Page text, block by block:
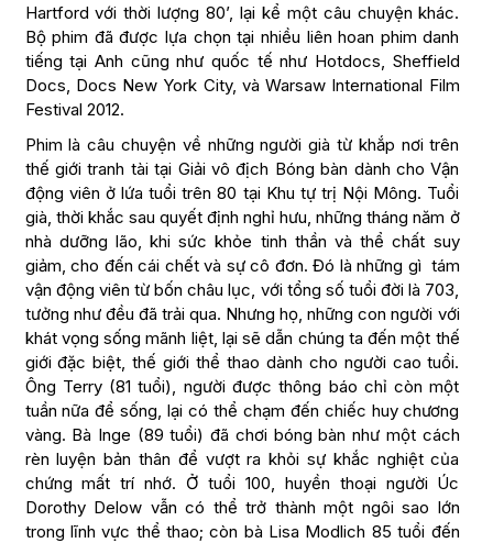
Hartford với thời lượng 80’, lại kể một câu chuyện khác.
Bộ phim đã được lựa chọn tại nhiều liên hoan phim danh
tiếng tại Anh cũng như quốc tế như Hotdocs, Sheffield
Docs, Docs New York City, và Warsaw International Film
Festival 2012.
Phim là câu chuyện về những người già từ khắp nơi trên
thế giới tranh tài tại Giải vô địch Bóng bàn dành cho Vận
động viên ở lứa tuổi trên 80 tại Khu tự trị Nội Mông. Tuổi
già, thời khắc sau quyết định nghỉ hưu, những tháng năm ở
nhà dưỡng lão, khi sức khỏe tinh thần và thể chất suy
giảm, cho đến cái chết và sự cô đơn. Đó là những gì tám
vận động viên từ bốn châu lục, với tổng số tuổi đời là 703,
tưởng như đều đã trải qua. Nhưng họ, những con người với
khát vọng sống mãnh liệt, lại sẽ dẫn chúng ta đến một thế
giới đặc biệt, thế giới thể thao dành cho người cao tuổi.
Ông Terry (81 tuổi), người được thông báo chỉ còn một
tuần nữa để sống, lại có thể chạm đến chiếc huy chương
vàng. Bà Inge (89 tuổi) đã chơi bóng bàn như một cách
rèn luyện bản thân để vượt ra khỏi sự khắc nghiệt của
chứng mất trí nhớ. Ở tuổi 100, huyền thoại người Úc
Dorothy Delow vẫn có thể trở thành một ngôi sao lớn
trong lĩnh vực thể thao; còn bà Lisa Modlich 85 tuổi đến